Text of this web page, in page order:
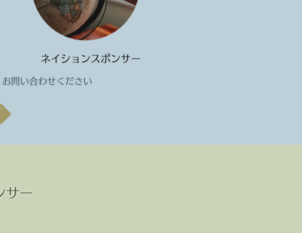
ネイションスポンサー
問い合わせください
サー